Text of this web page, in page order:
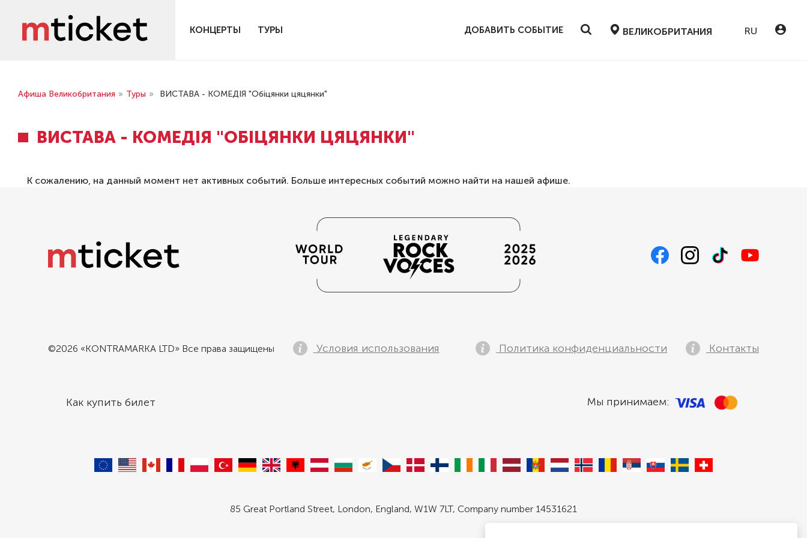
КОНЦЕРТЫ ТУРЫ ДОБАВИТЬ СОБЫТИЕ ВЕЛИКОБРИТАНИЯ RU
Афиша Великобритания » Туры » ВИСТАВА - КОМЕДІЯ "Обіцянки цяцянки"
ВИСТАВА - КОМЕДІЯ "ОБІЦЯНКИ ЦЯЦЯНКИ"
К сожалению, на данный момент нет активных событий. Больше интересных событий можно найти на нашей афише.
©2026 «KONTRAMARKA LTD» Все права защищены Условия использования Политика конфиденциальности Контакты
Как купить билет Мы принимаем:
85 Great Portland Street, London, England, W1W 7LT, Company number 14531621